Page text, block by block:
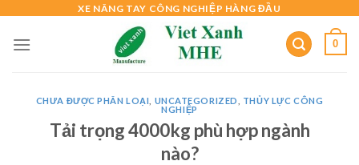
content
XE NÂNG TAY CÔNG NGHIỆP HÀNG ĐẦU
0
CHƯA ĐƯỢC PHÂN LOẠI UNCATEGORIZED
THỦY LỰC CÔNG
NGHIỆP
Tải trọng 4000kg phù hợp ngành
nào?